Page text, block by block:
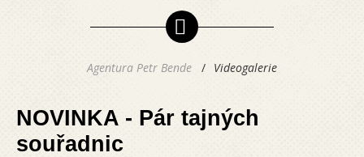
Agentura Petr Bende Videogalerie
NOVINKA - Pár tajných
souřadnic